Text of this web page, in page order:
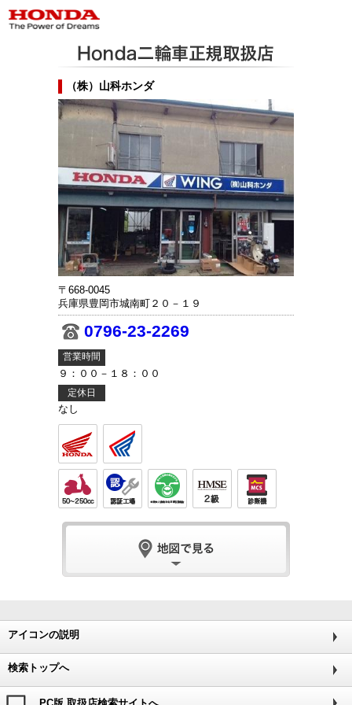
（株）山科ホンダ
〒668-0045
兵庫県豊岡市城南町２０－１９
0796-23-2269
営業時間
９：００－１８：００
定休日
なし
アイコンの説明
検索トップへ